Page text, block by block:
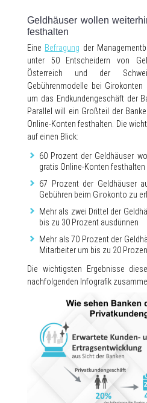
Geldhäuser wollen
festhalten
Eine Befragung der
unter 50 Entscheidern von
Österreich und der
Gebührenmodelle bei
um das Endkundengeschäft der
Parallel will ein Großteil der
Online-Konten festhalten. Die
auf einen Blick:
60 Prozent der Geldhäuser
gratis Online-Konten festhalten
67 Prozent der Geldhäuser
Gebühren beim Girokonto zu
Mehr als zwei Drittel der
bis zu 30 Prozent ausdünnen
Mehr als 70 Prozent der
Mitarbeiter um bis zu 20
Die wichtigsten Ergebnisse
nachfolgenden Infografik